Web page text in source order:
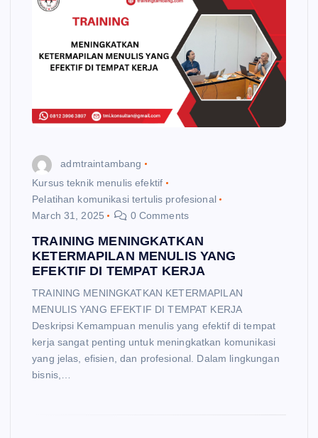
admtraintambang
Kursus teknik menulis efektif
Pelatihan komunikasi tertulis profesional
March 31, 2025
0 Comments
TRAINING MENINGKATKAN
KETERMAPILAN MENULIS YANG
EFEKTIF DI TEMPAT KERJA
TRAINING MENINGKATKAN KETERMAPILAN
MENULIS YANG EFEKTIF DI TEMPAT KERJA
Deskripsi Kemampuan menulis yang efektif di tempat
kerja sangat penting untuk meningkatkan komunikasi
yang jelas, efisien, dan profesional. Dalam lingkungan
bisnis,…